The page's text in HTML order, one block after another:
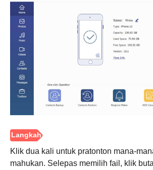
Klik dua kali untuk pratonton mana-
mahukan. Selepas memilih fail, klik